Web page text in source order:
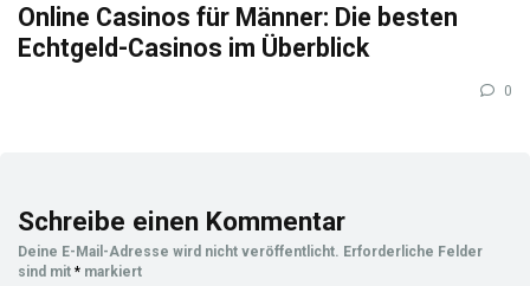
Online Casinos für Männer: Die besten
Echtgeld-Casinos im Überblick
0
Schreibe einen Kommentar
Deine E-Mail-Adresse wird nicht veröffentlicht. Erforderliche Felder
sind mit * markiert